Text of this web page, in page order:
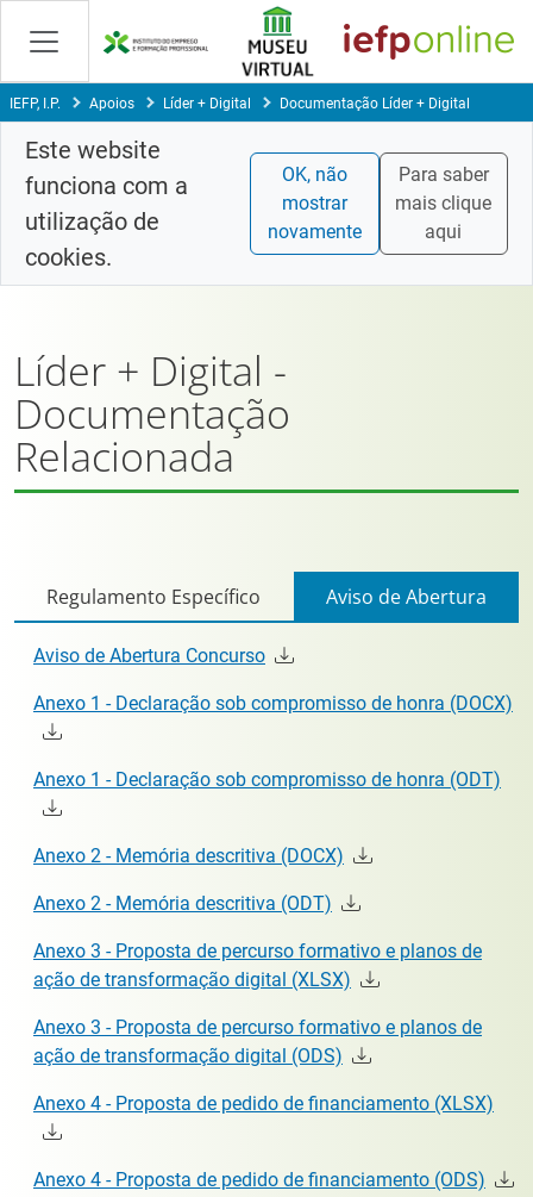
Saltar
para
conteúdo
principal
IEFP, I.P. Apoios Líder + Digital Documentação Líder + Digital
Este website
funciona com a
utilização de
cookies.
OK, não
mostrar
novamente
Para saber
mais clique
aqui
Líder + Digital -
Documentação
Relacionada
Regulamento Específico Aviso de Abertura
Aviso de Abertura Concurso
Anexo 1 - Declaração sob compromisso de honra (DOCX)
Anexo 1 - Declaração sob compromisso de honra (ODT)
Anexo 2 - Memória descritiva (DOCX)
Anexo 2 - Memória descritiva (ODT)
Anexo 3 - Proposta de percurso formativo e planos de
ação de transformação digital (XLSX)
Anexo 3 - Proposta de percurso formativo e planos de
ação de transformação digital (ODS)
Anexo 4 - Proposta de pedido de financiamento (XLSX)
Anexo 4 - Proposta de pedido de financiamento (ODS)